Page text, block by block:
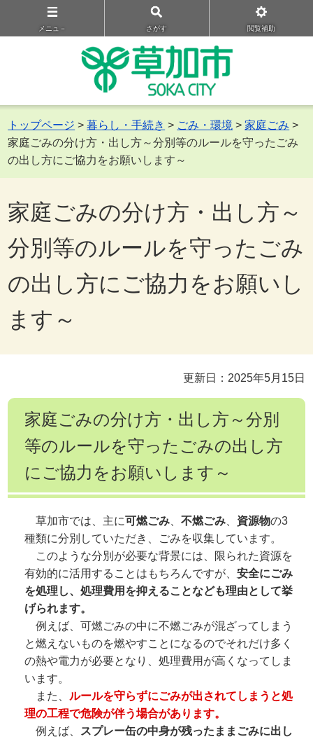
メニュ－ さがす 閲覧補助
トップページ >暮らし・手続き > ごみ・環境 >家庭ごみ >
家庭ごみの分け方・出し方～分別等のルールを守ったごみ
の出し方にご協力をお願いします～
家庭ごみの分け方・出し方～
分別等のルールを守ったごみ
の出し方にご協力をお願いし
ます～
更新日：2025年5月15日
家庭ごみの分け方・出し方～分別
等のルールを守ったごみの出し方
にご協力をお願いします～
草加市では、主に可燃ごみ 、不燃ごみ 資源物の3
種類に分別していただき、ごみを収集しています。
このような分別が必要な背景には、限られた資源を
有効的に活用することはもちろんですが、安全にごみ
を処理し、処理費用を抑えることなども理由として挙
げられます。
例えば、可燃ごみの中に不燃ごみが混ざってしまう
と燃えないものを燃やすことになるのでそれだけ多く
の熱や電力が必要となり、処理費用が高くなってしま
います。
また、 ルールを守らずにごみが出されてしまうと処
理の工程で危険が伴う場合があります。
例えば、
スプレー缶の中身が残ったままごみに出し